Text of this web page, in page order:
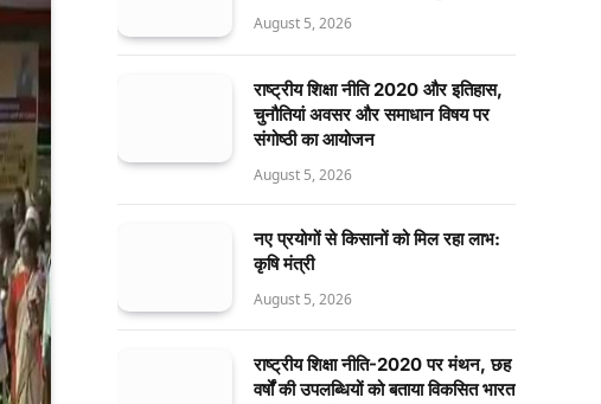
August 5, 2026
राष्ट्रीय शिक्षा नीति 2020 और इतिहास,
चुनौतियां अवसर और समाधान विषय पर
संगोष्ठी का आयोजन
August 5, 2026
नए प्रयोगों से किसानों को मिल रहा लाभ:
कृषि मंत्री
August 5, 2026
राष्ट्रीय शिक्षा नीति-2020 पर मंथन, छह
वर्षों की उपलब्धियों को बताया विकसित भारत